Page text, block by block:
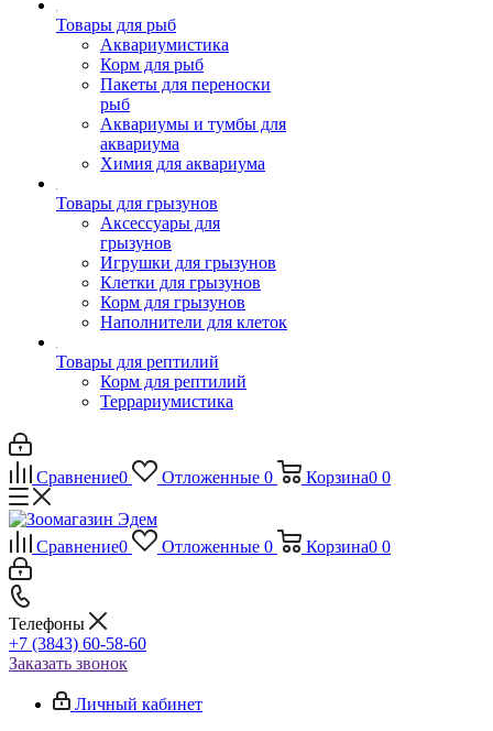
Товары для рыб
Аквариумистика
Корм для рыб
Пакеты для переноски
рыб
Аквариумы и тумбы для
аквариума
Химия для аквариума
Товары для грызунов
Аксессуары для
грызунов
Игрушки для грызунов
Клетки для грызунов
Корм для грызунов
Наполнители для клеток
Товары для рептилий
Корм для рептилий
Террариумистика
Сравнение0 Отложенные 0 Корзина0 0
Сравнение0 Отложенные 0 Корзина0 0
Телефоны
+7 (3843) 60-58-60
Заказать звонок
Личный кабинет